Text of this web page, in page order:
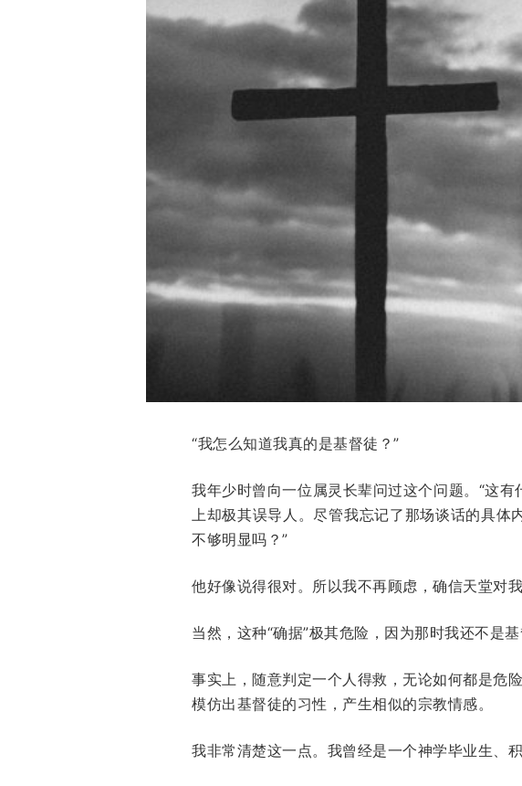
“我怎么知道我真的是基督徒？”
我年少时曾向一位属灵长辈问过这个问题。“这
上却极其误导人。尽管我忘记了那场谈话的具
不够明显吗？”
他好像说得很对。所以我不再顾虑，确信天堂对
当然，这种“确据”极其危险，因为那时我还不是基
事实上，随意判定一个人得救，无论如何都是危
模仿出基督徒的习性，产生相似的宗教情感。
我非常清楚这一点。我曾经是一个神学毕业生、